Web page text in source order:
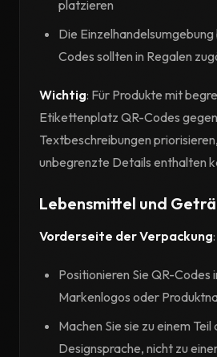
platzieren
Die
Codes sollten in Regalen
Wichtig: Für Produkte mit
Etikettenplatz QR-Codes
Textbeschreibungen
unbegrenzte Details enthalten
Lebensmittel und
Vorderseite der Verpackung:
Positionieren Sie QR-Codes
Markenlogos oder
Machen Sie sie zu einem Teil
Designsprache, nicht zu